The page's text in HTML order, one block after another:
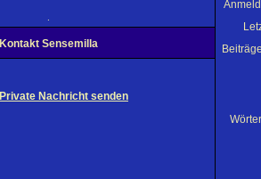
Kontakt Sensemilla